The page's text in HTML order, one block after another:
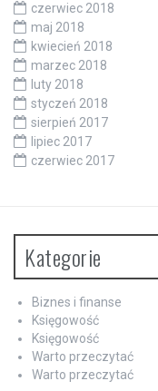
czerwiec 2018
maj 2018
kwiecień 2018
marzec 2018
luty 2018
styczeń 2018
sierpień 2017
lipiec 2017
czerwiec 2017
Kategorie
Biznes i finanse
Księgowość
Księgowość
Warto przeczytać
Warto przeczytać